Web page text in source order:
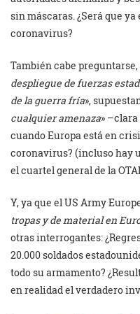
sin máscaras. ¿Será que
coronavirus? ‎
También cabe
despliegue de fuerzas
de la guerra fría»,
cualquier ‎amenaza»
cuando Europa está en
coronavirus? (incluso hay
el cuartel general de la
Y, ya que el US Army
tropas y de material ‎en
otras interrogantes:
‎‎20.000 soldados
todo su armamento?
en realidad el verdadero